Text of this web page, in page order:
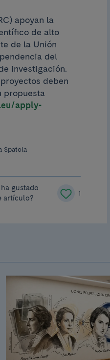
apoyan la
de alto
de la Unión
del
investigación.
deben
propuesta
apply-
Spatola
ha gustado
artículo?
1